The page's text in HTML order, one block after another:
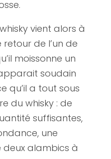
vient alors à
de l’un de
moissonne un
soudain
qu’il a tout sous
du whisky : de
suffisantes,
une
deux alambics à